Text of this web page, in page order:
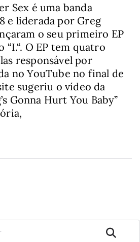
Sex é uma banda
e liderada por Greg
o seu primeiro EP
“I.“. O EP tem quatro
responsável por
no YouTube no final de
sugeriu o vídeo da
Gonna Hurt You Baby”
Pesquisar